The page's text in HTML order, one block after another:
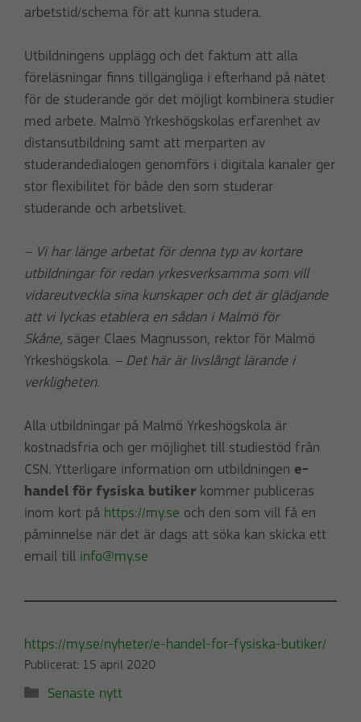
arbetstid/schema för att kunna studera.
Utbildningens upplägg och det faktum att alla
föreläsningar finns tillgängliga i efterhand på nätet
för de studerande gör det möjligt kombinera studier
med arbete. Malmö Yrkeshögskolas erfarenhet av
distansutbildning samt att merparten av
studerandedialogen genomförs i digitala kanaler ger
stor flexibilitet för både den som studerar
studerande och arbetslivet.
– Vi har länge arbetat för denna typ av kortare
utbildningar för redan yrkesverksamma som vill
vidareutveckla sina kunskaper och det är glädjande
att vi lyckas etablera en sådan i Malmö för
Skåne, säger Claes Magnusson, rektor för Malmö
Yrkeshögskola. – Det här är livslångt lärande i
verkligheten.
Alla utbildningar på Malmö Yrkeshögskola är
kostnadsfria och ger möjlighet till studiestöd från
CSN. Ytterligare information om utbildningen e-
handel för fysiska butiker kommer publiceras
inom kort på https://my.se och den som vill få en
påminnelse när det är dags att söka kan skicka ett
email till info@my.se
https://my.se/nyheter/e-handel-for-fysiska-butiker/
Publicerat: 15 april 2020
Kategorier
Senaste nytt